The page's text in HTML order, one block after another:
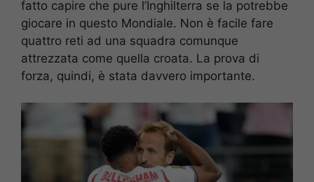
fatto capire che pure l’Inghilterra se la potrebbe
giocare in questo Mondiale. Non è facile fare
quattro reti ad una squadra comunque
attrezzata come quella croata. La prova di
forza, quindi, è stata davvero importante.